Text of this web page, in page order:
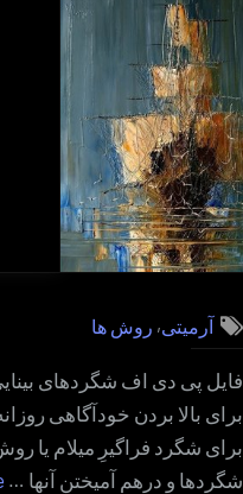
آرمیتی, روش ها
فایل پی دی اف شگردهای
برای بالا بردن خودآگاهی
برای شگرد فراگیرِ میلام یا
شگردها و درهم آمیختن آنها …